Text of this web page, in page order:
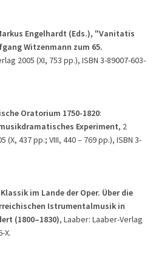
Engelhardt (Eds.), "Vanitatis
Witzenmann zum 65.
2005 (XI, 753 pp.), ISBN 3-89007-603-
Oratorium 1750-1820:
Experiment, 2
437 pp.; VIII, 440 – 769 pp.), ISBN 3-
im Lande der Oper. Über die
Istrumentalmusik in
(1800–1830), Laaber: Laaber-Verlag
X.